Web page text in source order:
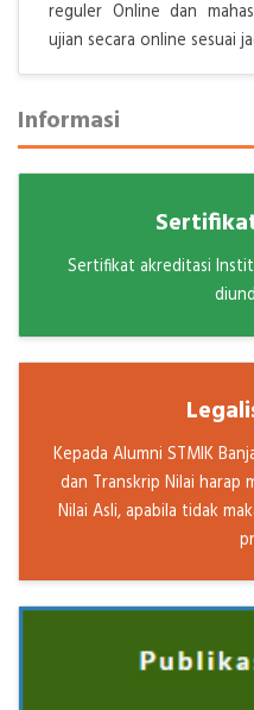
reguler Online dan
ujian secara online sesuai
Informasi
Sertifikat akreditasi
Kepada Alumni STMIK
dan Transkrip Nilai harap
Nilai Asli, apabila tidak